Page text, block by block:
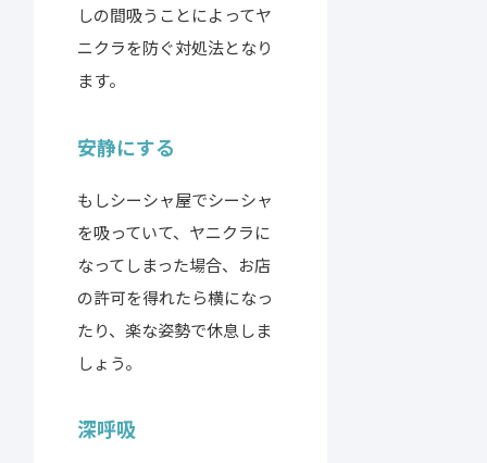
しの間吸うことによってヤ
ニクラを防ぐ対処法となり
ます。
安静にする
もしシーシャ屋でシーシャ
を吸っていて、ヤニクラに
なってしまった場合、お店
の許可を得れたら横になっ
たり、楽な姿勢で休息しま
しょう。
深呼吸